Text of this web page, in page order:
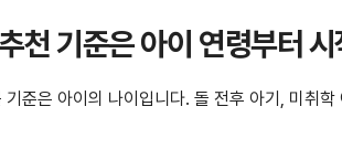
천 기준은 아이 연령부터
준은 아이의 나이입니다. 돌 전후 아기, 미취